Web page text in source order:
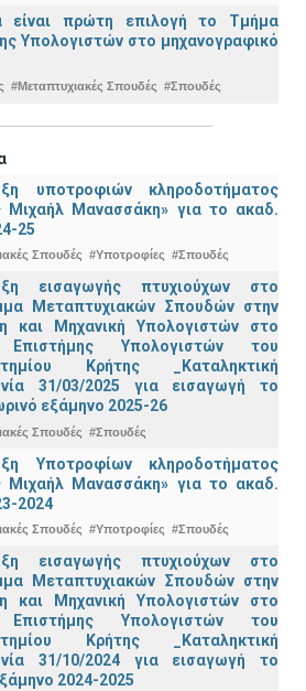
είναι πρώτη επιλογή το Τμήμα
Υπολογιστών στο μηχανογραφικό
#Μεταπτυχιακές Σπουδές #Σπουδές
υποτροφιών κληροδοτήματος
Μιχαήλ Μανασσάκη» για το ακαδ.
25
Σπουδές #Υποτροφίες #Σπουδές
εισαγωγής πτυχιούχων στo
Μεταπτυχιακών Σπουδών στην
και Μηχανική Υπολογιστών στο
Υπολογιστών του
Κρήτης _Καταληκτική
31/03/2025 για εισαγωγή το
εξάμηνο 2025-26
Σπουδές #Σπουδές
Υποτροφίων κληροδοτήματος
Μιχαήλ Μανασσάκη» για το ακαδ.
2024
Σπουδές #Υποτροφίες #Σπουδές
εισαγωγής πτυχιούχων στo
Μεταπτυχιακών Σπουδών στην
και Μηχανική Υπολογιστών στο
Υπολογιστών του
Κρήτης _Καταληκτική
31/10/2024 για εισαγωγή το
2024-2025